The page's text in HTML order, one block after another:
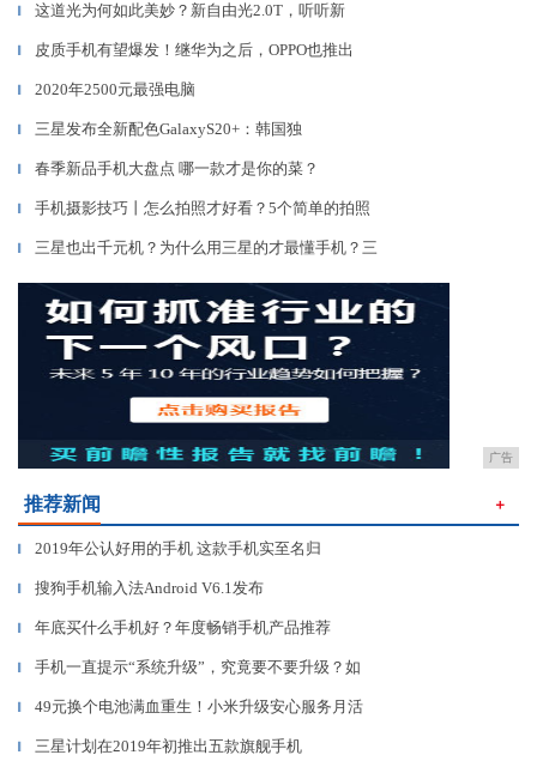
▎ 这道光为何如此美妙？新自由光2.0T，听听新
▎ 皮质手机有望爆发！继华为之后，OPPO也推出
▎ 2020年2500元最强电脑
▎ 三星发布全新配色GalaxyS20+：韩国独
▎ 春季新品手机大盘点 哪一款才是你的菜？
▎ 手机摄影技巧丨怎么拍照才好看？5个简单的拍照
▎ 三星也出千元机？为什么用三星的才最懂手机？三
广告
推荐新闻 ＋
▎ 2019年公认好用的手机 这款手机实至名归
▎ 搜狗手机输入法Android V6.1发布
▎ 年底买什么手机好？年度畅销手机产品推荐
▎ 手机一直提示“系统升级”，究竟要不要升级？如
▎ 49元换个电池满血重生！小米升级安心服务月活
▎ 三星计划在2019年初推出五款旗舰手机